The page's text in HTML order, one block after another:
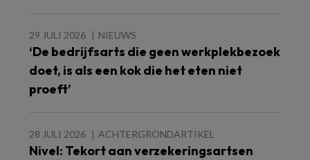
29 JULI 2026 NIEUWS
‘De bedrijfsarts die geen werkplekbezoek
doet, is als een kok die het eten niet
proeft’
28 JULI 2026 ACHTERGRONDARTIKEL
Nivel: Tekort aan verzekeringsartsen